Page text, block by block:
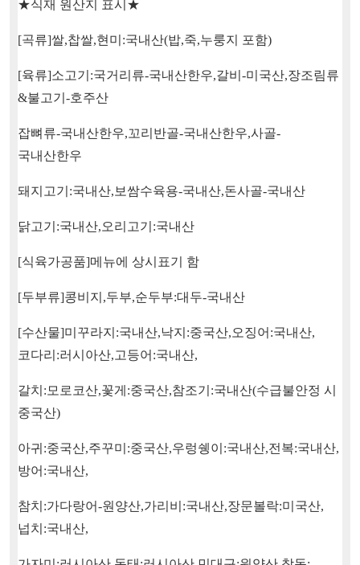
★식재 원산지 표시 ★
[곡류]쌀,찹쌀,현미 :국내산(밥,죽,누룽지 포함)
[육류]소고기 :국거리류-국내산한우,갈비 -미국산,장조림류
&불고기 -호주산
잡뼈류-국내산한우,꼬리반골-국내산한우,사골-
국내산한우
돼지고기 :국내산, 보쌈수육용-국내산,돈사골-국내산
닭고기 :국내산,오리고기 :국내산
[식육가공품]메뉴에 상시표기 함
[두부류]콩비지 ,두부,순두부:대두-국내산
[수산물]미꾸라지 :국내산,낙지 :중국산,오징어 :국내산,
코다리 :러시아산,고등어 :국내산,
갈치 : 모로코산,꽃게 :중국산,참조기 :국내산(수급불안정 시
중국산)
아귀 :중국산,주꾸미 :중국산,우렁쉥이 :국내산,전복:국내산,
방어 :국내산,
참치 :가다랑어-원양산,가리비 :국내산,장문볼락:미국산,
넙치 :국내산,